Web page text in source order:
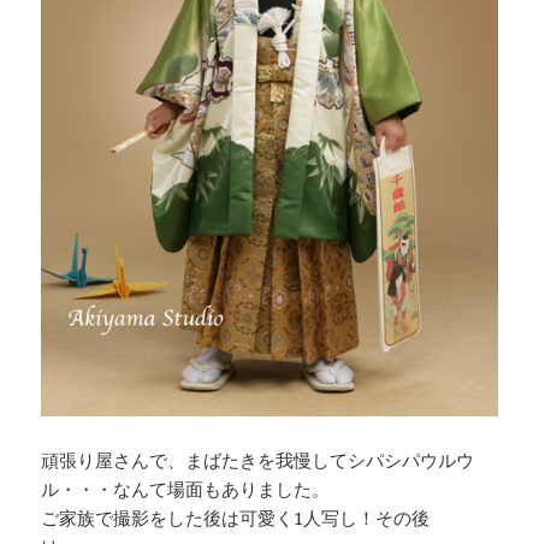
頑張り屋さんで、まばたきを我慢してシパシパウルウ
ル・・・なんて場面もありました。
ご家族で撮影をした後は可愛く1人写し！その後